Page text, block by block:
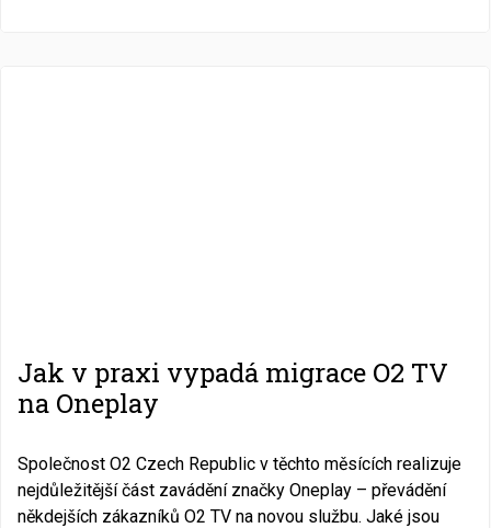
Jak v praxi vypadá migrace O2 TV
na Oneplay
Společnost O2 Czech Republic v těchto měsících realizuje
nejdůležitější část zavádění značky Oneplay – převádění
někdejších zákazníků O2 TV na novou službu. Jaké jsou